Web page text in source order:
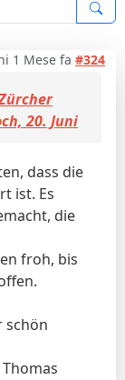
1 Mese fa #324
20. Juni
dass die
ist. Es
die
froh, bis
schön